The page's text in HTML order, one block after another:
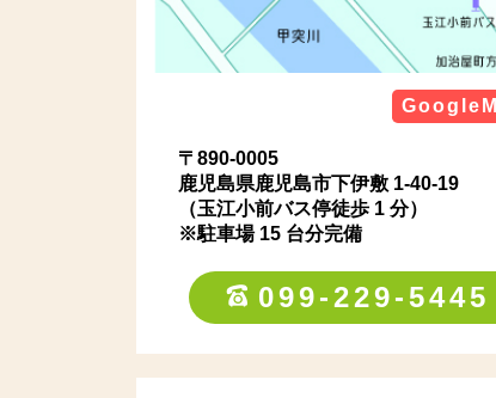
〒890‐0005
鹿児島県鹿児島市下伊敷 1‐40‐19
（玉江小前バス停徒歩 1 分）
※駐車場 15 台分完備
099-229-5445